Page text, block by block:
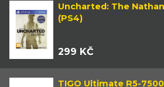
Uncharted: The
(PS4)
299 KČ
TIGO Ultimate R5-